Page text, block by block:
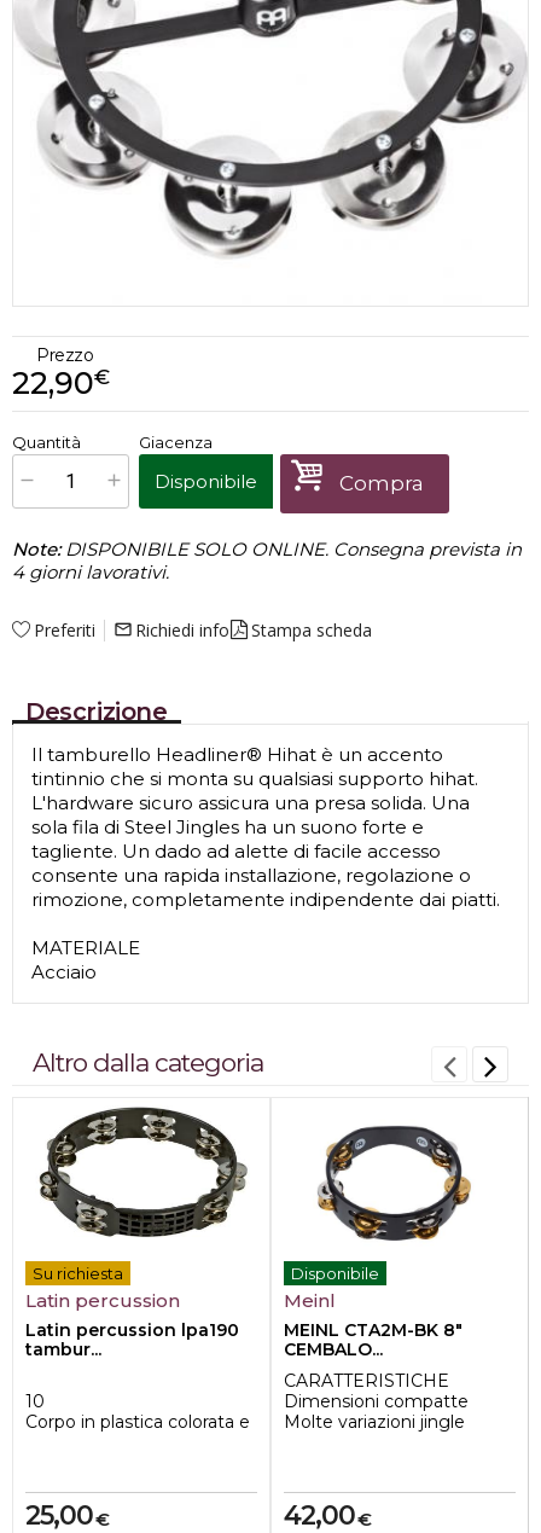
Prezzo
€
22,90
x1 Prezzo finale:€22,90
Quantità Giacenza
Disponibile Compra
Note:DISPONIBILE SOLO ONLINE. Consegna prevista in
4 giorni lavorativi.
Preferiti mail_outline Richiedi info Stampa scheda
Descrizione
Il tamburello Headliner® Hihat è un accento
tintinnio che si monta su qualsiasi supporto hihat.
L'hardware sicuro assicura una presa solida. Una
sola fila di Steel Jingles ha un suono forte e
tagliente. Un dado ad alette di facile accesso
consente una rapida installazione, regolazione o
rimozione, completamente indipendente dai piatti.
MATERIALE
Acciaio
Altro dalla categoria
Su richiesta
Latin percussion
Latin percussion lpa190
tambur...
10
Corpo in plastica colorata e
€
25,00
Disponibile
Meinl
MEINL CTA2M-BK 8"
CEMBALO...
CARATTERISTICHE
Dimensioni compatte
Molte variazioni jingle
€
42,00